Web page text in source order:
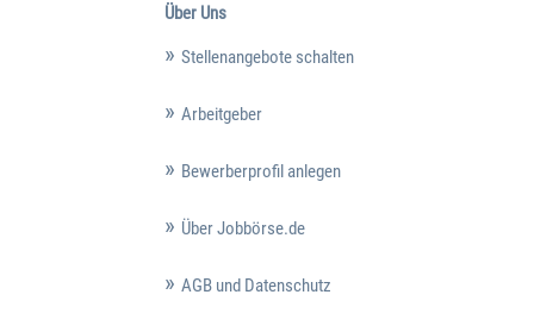
Über Uns
Stellenangebote schalten
Arbeitgeber
Bewerberprofil anlegen
Über Jobbörse.de
AGB und Datenschutz